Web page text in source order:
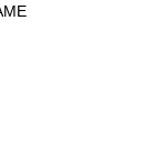
(1)